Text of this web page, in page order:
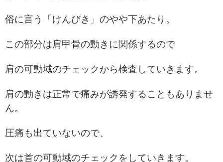
俗に言う「けんびき」のやや下あたり。
この部分は肩甲骨の動きに関係するので
肩の可動域のチェックから検査していきます。
肩の動きは正常で痛みが誘発することもありませ
ん。
圧痛も出ていないので、
次は首の可動域のチェックをしていきます。